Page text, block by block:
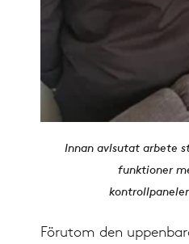
Innan avlsutat arbete
funktioner
Förutom den